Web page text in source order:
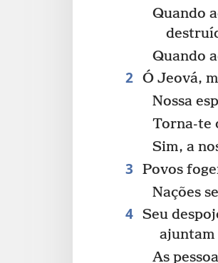
Quando
Quando
2 Ó Jeová,
Nossa
Torna-te
Sim, a
3
Povos
Nações
4 Seu
ajuntam
As